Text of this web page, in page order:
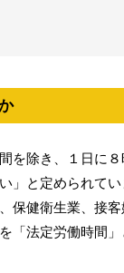
を除き、１日に８
」と定められて
保健衛生業、接
「法定労働時間」